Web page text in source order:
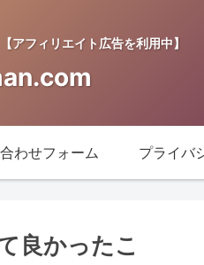
フィリエイト広告を利用中】
わせフォーム プライバ
良かったこ